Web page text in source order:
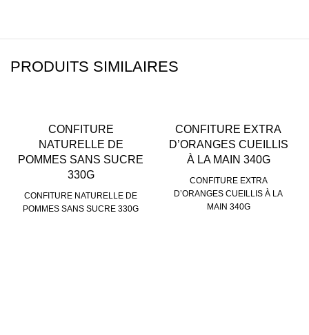
PRODUITS SIMILAIRES
CONFITURE
NATURELLE DE
POMMES SANS SUCRE
330G
CONFITURE NATURELLE DE
POMMES SANS SUCRE 330G
CONFITURE EXTRA
D’ORANGES CUEILLIS
À LA MAIN 340G
CONFITURE EXTRA
D’ORANGES CUEILLIS À LA
MAIN 340G